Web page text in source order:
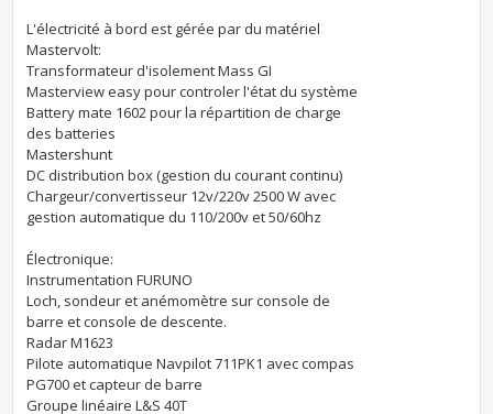
L'électricité à bord est gérée par du matériel
Mastervolt:
Transformateur d'isolement Mass GI
Masterview easy pour controler l'état du système
Battery mate 1602 pour la répartition de charge
des batteries
Mastershunt
DC distribution box (gestion du courant continu)
Chargeur/convertisseur 12v/220v 2500 W avec
gestion automatique du 110/200v et 50/60hz
Électronique:
Instrumentation FURUNO
Loch, sondeur et anémomètre sur console de
barre et console de descente.
Radar M1623
Pilote automatique Navpilot 711PK1 avec compas
PG700 et capteur de barre
Groupe linéaire L&S 40T